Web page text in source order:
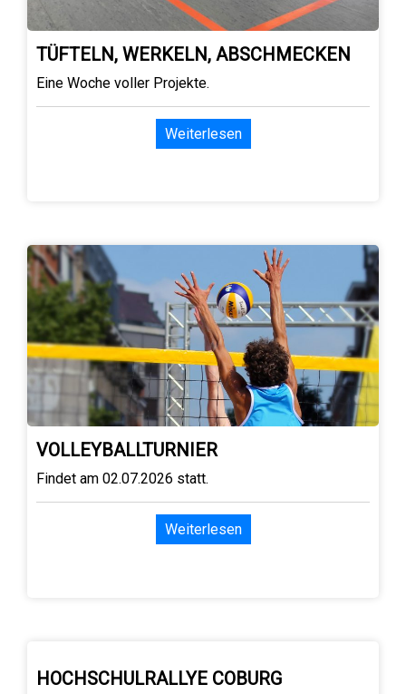
TÜFTELN, WERKELN, ABSCHMECKEN
Eine Woche voller Projekte.
Weiterlesen
VOLLEYBALLTURNIER
Findet am 02.07.2026 statt.
Weiterlesen
HOCHSCHULRALLYE COBURG